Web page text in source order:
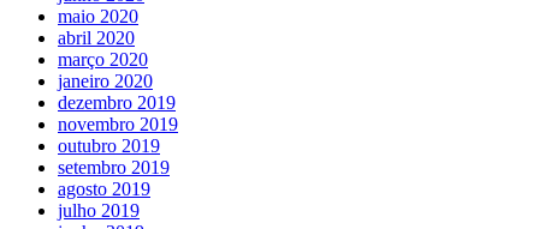
maio 2020
abril 2020
março 2020
janeiro 2020
dezembro 2019
novembro 2019
outubro 2019
setembro 2019
agosto 2019
julho 2019